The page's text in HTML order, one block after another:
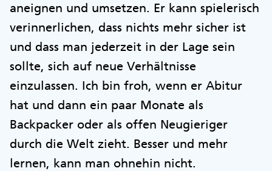
aneignen und umsetzen. Er kann spielerisch
verinnerlichen, dass nichts mehr sicher ist
und dass man jederzeit in der Lage sein
sollte, sich auf neue Verhältnisse
einzulassen. Ich bin froh, wenn er Abitur
hat und dann ein paar Monate als
Backpacker oder als offen Neugieriger
durch die Welt zieht. Besser und mehr
lernen, kann man ohnehin nicht.